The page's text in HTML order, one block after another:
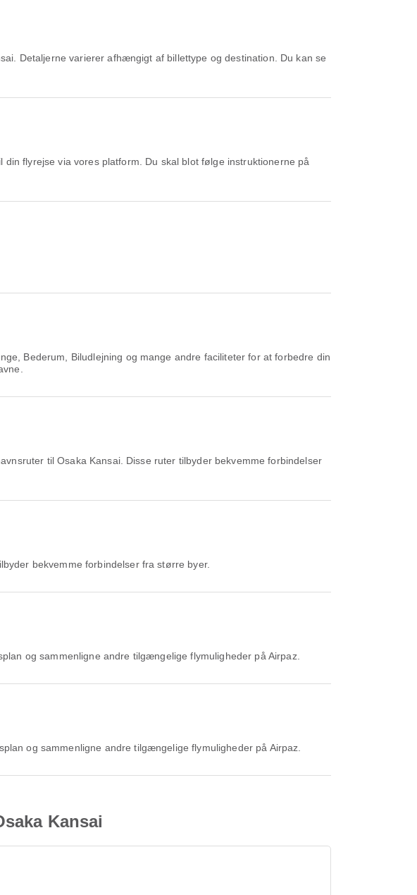
Bederum, Biludlejning og mange andre faciliteter for at forbedre din
til Osaka Kansai. Disse ruter tilbyder bekvemme forbindelser
bekvemme forbindelser fra større byer.
og sammenligne andre tilgængelige flymuligheder på Airpaz.
og sammenligne andre tilgængelige flymuligheder på Airpaz.
Kansai